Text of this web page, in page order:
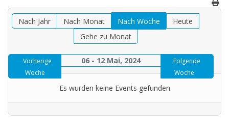
Nach Jahr Nach Monat Nach Woche
Heute
Gehe zu Monat
Vorherige
Woche
06 - 12 Mai, 2024
Folgende
Woche
Es wurden keine Events gefunden